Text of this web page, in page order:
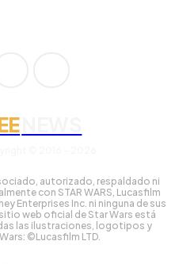
autorizado, respaldado ni
con STAR WARS, Lucasfilm
Enterprises Inc. ni ninguna de sus
web oficial de Star Wars está
las ilustraciones, logotipos y
©Lucasfilm LTD.